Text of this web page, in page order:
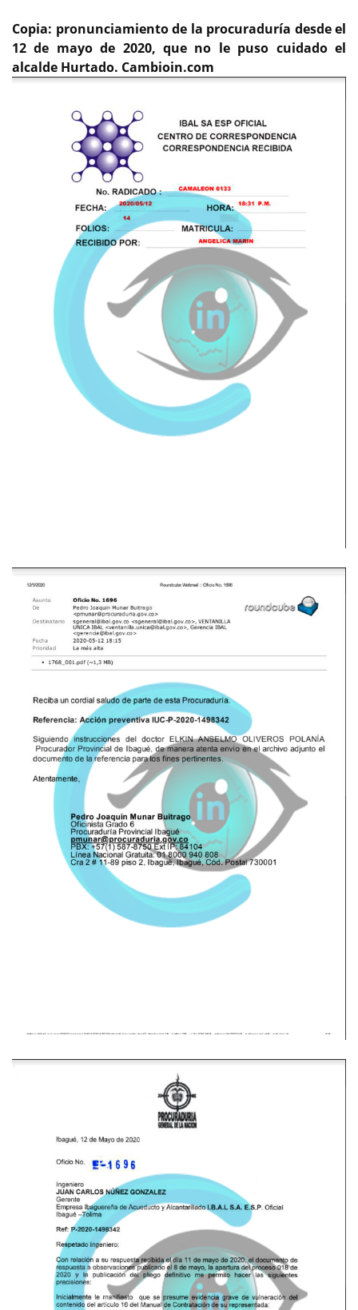
Copia: pronunciamiento de la procuraduría desde el
12 de mayo de 2020, que no le puso cuidado el
alcalde Hurtado. Cambioin.com